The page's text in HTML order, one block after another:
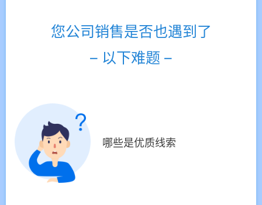
您公司销售是否也遇到了
– 以下难题 –
哪些是优质线索